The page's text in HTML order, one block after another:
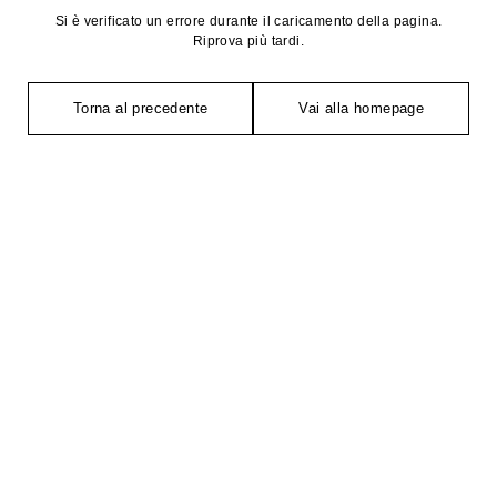
Si è verificato un errore durante il caricamento della pagina.
Riprova più tardi.
Torna al precedente Vai alla homepage